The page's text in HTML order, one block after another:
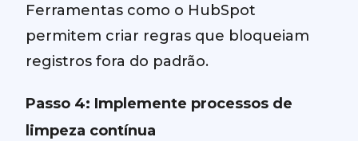
Ferramentas como o HubSpot
permitem criar regras que bloqueiam
registros fora do padrão.
Passo 4: Implemente processos de
limpeza contínua